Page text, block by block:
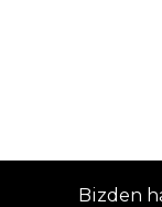
Bizden